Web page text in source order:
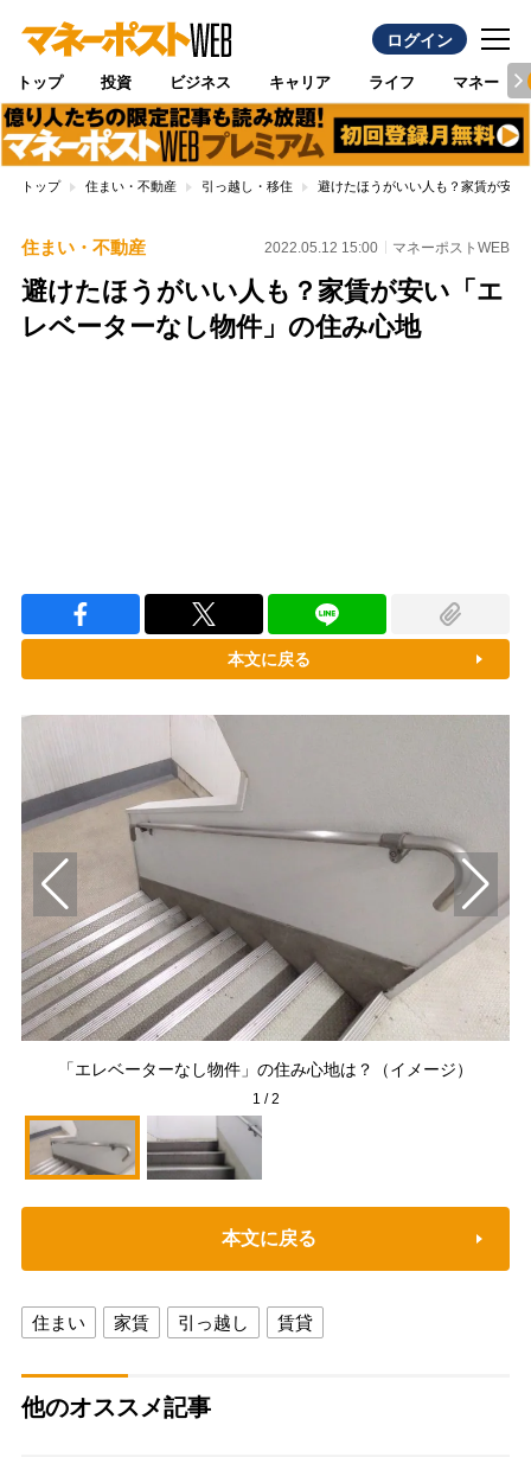
ログイン
トップ 投資 ビジネス キャリア ライフ マネー
トップ 住まい・不動産 引っ越し・移住 避けたほうがいい人も？家賃が安
住まい・不動産 2022.05.12 15:00 マネーポストWEB
避けたほうがいい人も？家賃が安い「エ
レベーターなし物件」の住み心地
本文に戻る
「エレベーターなし物件」の住み心地は？（イメージ）
1 /2
本文に戻る
住まい 家賃 引っ越し 賃貸
他のオススメ記事